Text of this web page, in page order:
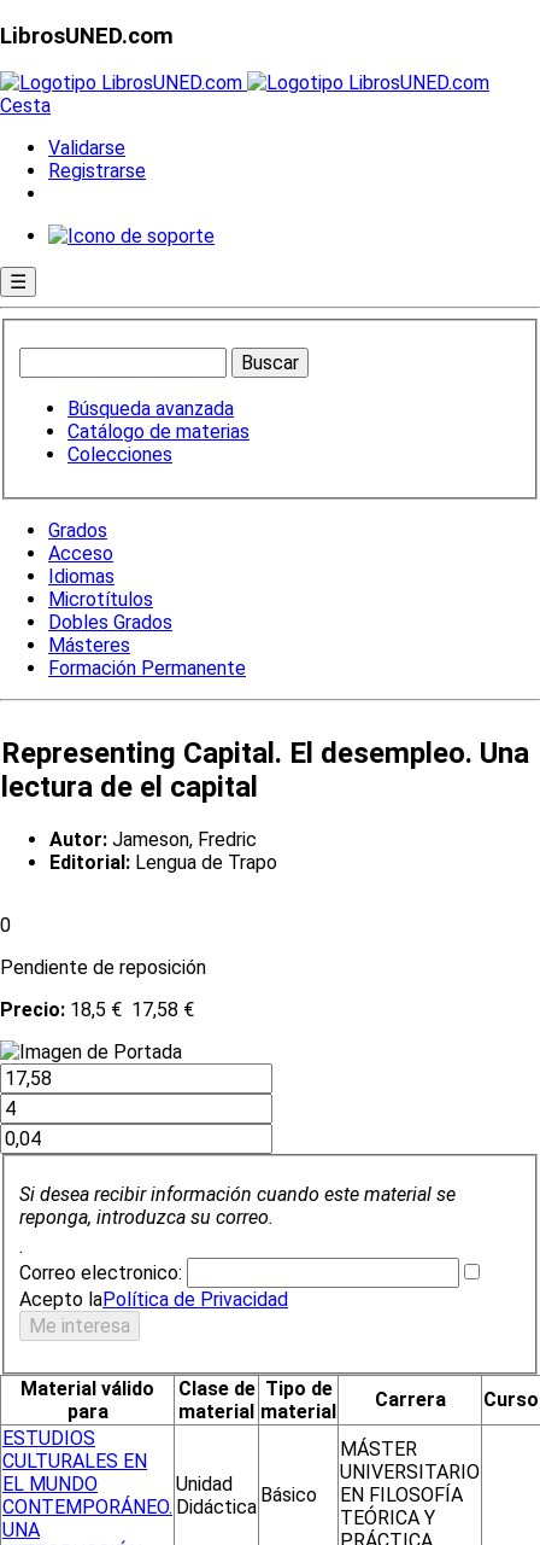
LibrosUNED.com
Cesta
Validarse
Registrarse
☰
Búsqueda avanzada
Catálogo de materias
Colecciones
Grados
Acceso
Idiomas
Microtítulos
Dobles Grados
Másteres
Formación Permanente
Representing Capital. El desempleo. Una
lectura de el capital
Autor: Jameson, Fredric
Editorial: Lengua de Trapo
0
Pendiente de reposición
Precio: 18,5 € 17,58 €
Si desea recibir información cuando este material se
reponga, introduzca su correo.
.
Correo electronico:
Acepto laPolítica de Privacidad
Material válido
para
Clase de
material
Tipo de
material
Carrera
Curso
ESTUDIOS
CULTURALES EN
EL MUNDO
CONTEMPORÁNEO.
UNA
Unidad
Didáctica
Básico
MÁSTER
UNIVERSITARIO
EN FILOSOFÍA
TEÓRICA Y
PRÁCTICA